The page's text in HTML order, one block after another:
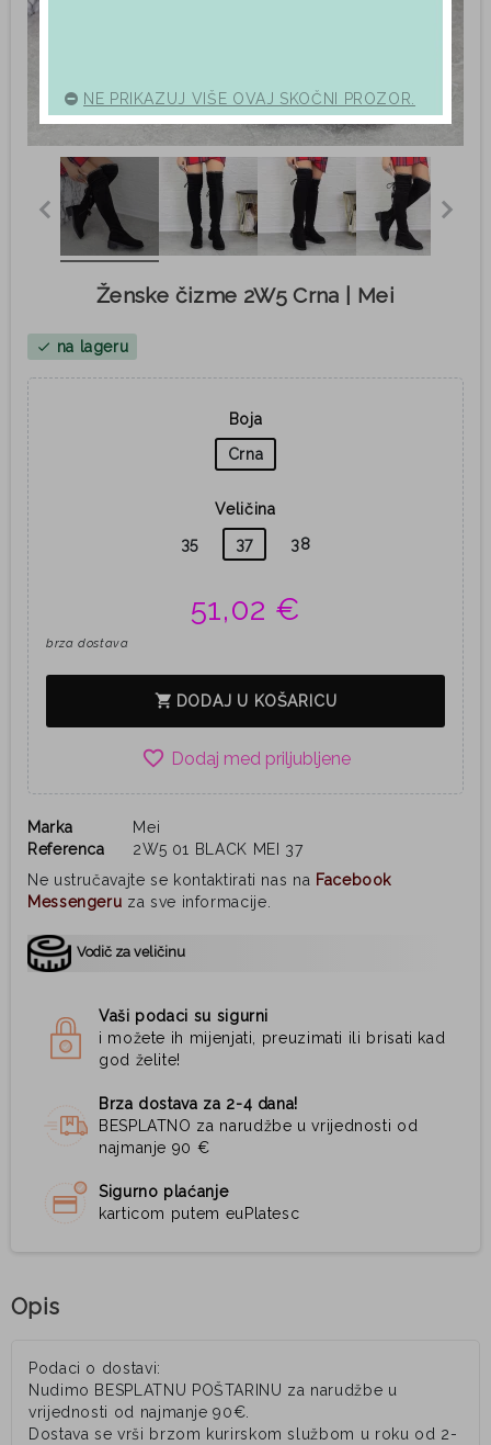
Ženske čizme 2W5 Crna | Mei
check na lageru
Boja
Crna
Veličina
35
37 38
51,02 €
brza dostava
shopping_cart DODAJ U KOŠARICU
favorite_border
Marka
Mei
Referenca
2W5 01 BLACK MEI 37
Ne ustručavajte se kontaktirati nas na Facebook
Messengeru za sve informacije.
Vodič za veličinu
Vaši podaci su sigurni
i možete ih mijenjati, preuzimati ili brisati kad
god želite!
Brza dostava za 2-4 dana!
BESPLATNO za narudžbe u vrijednosti od
najmanje 90 €
Sigurno plaćanje
karticom putem euPlatesc
Opis
Podaci o dostavi:
Nudimo BESPLATNU POŠTARINU za narudžbe u
vrijednosti od najmanje 90€.
Dostava se vrši brzom kurirskom službom u roku od 2-
NE PRIKAZUJ VIŠE OVAJ SKOČNI PROZOR.